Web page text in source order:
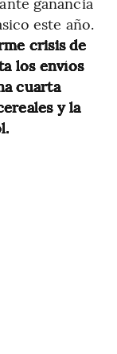
este año.
crisis de
los envíos
cuarta
y la